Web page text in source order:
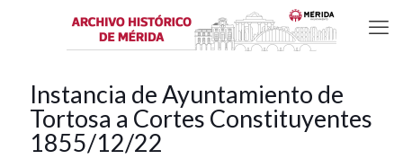
Instancia de Ayuntamiento de
Tortosa a Cortes Constituyentes
1855/12/22